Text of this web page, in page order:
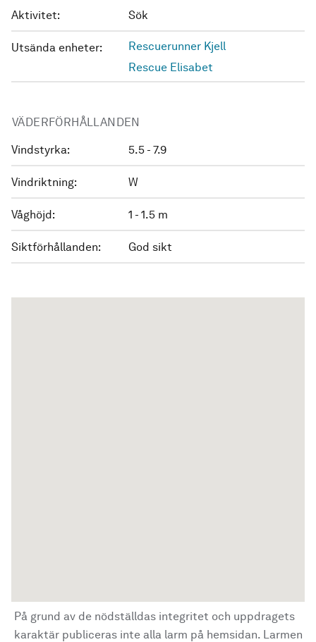
Aktivitet: Sök
Utsända enheter:
Rescuerunner Kjell
Rescue Elisabet
VÄDERFÖRHÅLLANDEN
Vindstyrka: 5.5 - 7.9
Vindriktning: W
Våghöjd: 1 - 1.5 m
Siktförhållanden: God sikt
På grund av de nödställdas integritet och uppdragets
karaktär publiceras inte alla larm på hemsidan. Larmen